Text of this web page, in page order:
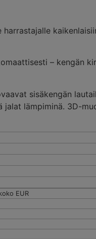
– kengän
sisäkengän
jalat lämpiminä. 3D-
EUR